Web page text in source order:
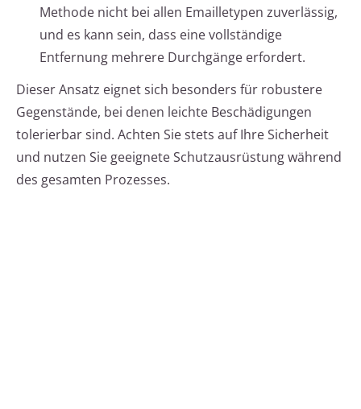
Methode nicht bei allen Emailletypen zuverlässig,
und es kann sein, dass eine vollständige
Entfernung mehrere Durchgänge erfordert.
Dieser Ansatz eignet sich besonders für robustere
Gegenstände, bei denen leichte Beschädigungen
tolerierbar sind. Achten Sie stets auf Ihre Sicherheit
und nutzen Sie geeignete Schutzausrüstung während
des gesamten Prozesses.